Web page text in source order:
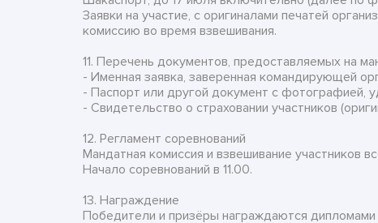
Заявки на участие, с оригиналами печатей
комиссию во время взвешивания.
11. Перечень документов, предоставляемых на
- Именная заявка, заверенная командирующей
- Паспорт или другой документ с фотографией,
- Свидетельство о страховании участников
12. Регламент соревнований
Мандатная комиссия и взвешивание участников
Начало соревнований в 11.00.
13. Награждение
Победители и призёры награждаются